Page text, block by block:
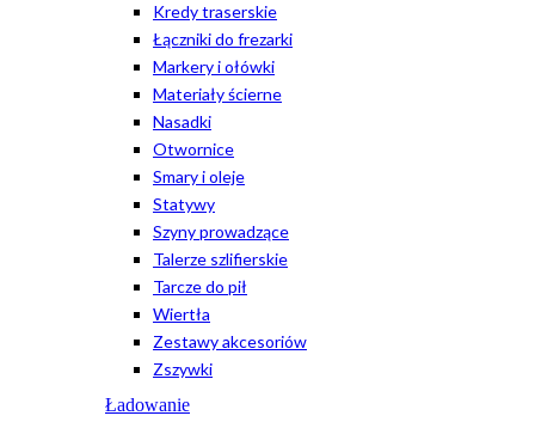
Kredy traserskie
Łączniki do frezarki
Markery i ołówki
Materiały ścierne
Nasadki
Otwornice
Smary i oleje
Statywy
Szyny prowadzące
Talerze szlifierskie
Tarcze do pił
Wiertła
Zestawy akcesoriów
Zszywki
Ładowanie